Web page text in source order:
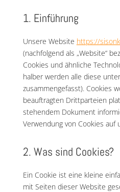
1. Einführung
Unsere Website https://
(nachfolgend als „Website“
Cookies und ähnliche
halber werden alle diese
zusammengefasst). Cookies
beauftragten Drittparteien
stehendem Dokument
Verwendung von Cookies auf
2. Was sind Cookies?
Ein Cookie ist eine kleine
mit Seiten dieser Website